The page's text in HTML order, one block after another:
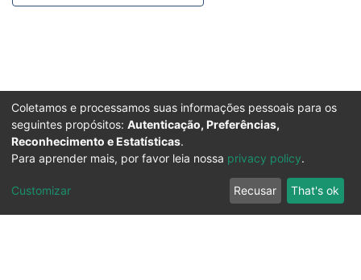
Coletamos e processamos suas informações pessoais para os
seguintes propósitos: Autenticação, Preferências,
Reconhecimento e Estatísticas.
Para aprender mais, por favor leia nossa privacy policy.
Customizar Recusar That's ok